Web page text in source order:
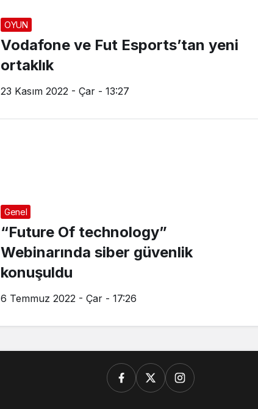
OYUN
Vodafone ve Fut Esports’tan yeni
ortaklık
23 Kasım 2022 - Çar - 13:27
Genel
“Future Of technology”
Webinarında siber güvenlik
konuşuldu
6 Temmuz 2022 - Çar - 17:26